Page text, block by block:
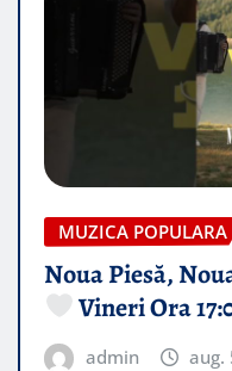
MUZICA POPULARA
Noua Piesă,
Vineri Ora
admin aug.